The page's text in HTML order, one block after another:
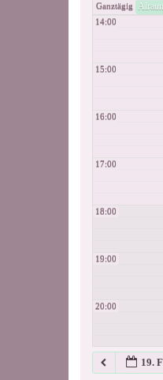
Ganztägig
14:00
15:00
16:00
17:00
18:00
19:00
20:00
21:00
19.